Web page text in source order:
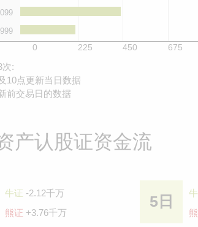
0 225 450 675
次:
10点更新当日数据
前交易日的数据
产认股证资金流
牛证 -2.12千万
熊证 +3.76千万
5日